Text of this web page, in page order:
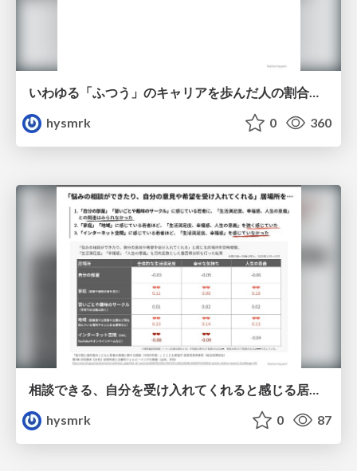
いわゆる「ふつう」のキャリアを歩んだ人の割合（若者向け）
hysmrk
0 360
相談できる、自分を受け入れてくれると感じる居場所と幸福感の相関関係
hysmrk
0 87